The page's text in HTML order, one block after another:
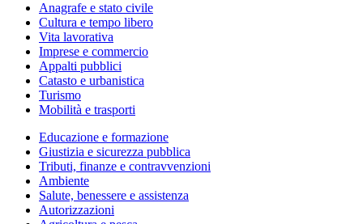
Anagrafe e stato civile
Cultura e tempo libero
Vita lavorativa
Imprese e commercio
Appalti pubblici
Catasto e urbanistica
Turismo
Mobilità e trasporti
Educazione e formazione
Giustizia e sicurezza pubblica
Tributi, finanze e contravvenzioni
Ambiente
Salute, benessere e assistenza
Autorizzazioni